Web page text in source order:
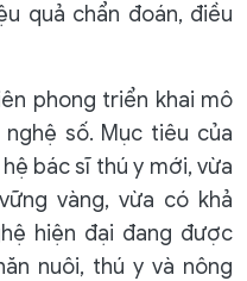
quả chẩn đoán, điều
phong triển khai mô
số. Mục tiêu của
bác sĩ thú y mới, vừa
vàng, vừa có khả
hiện đại đang được
nuôi, thú y và nông